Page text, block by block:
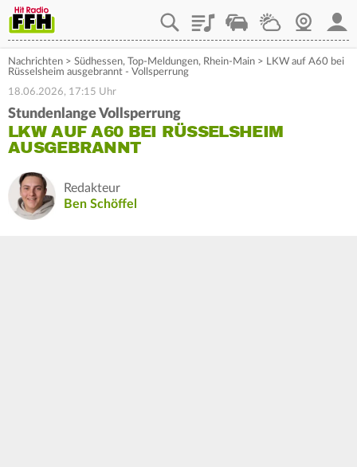
PlaylistStaupilotWetterWebcam
Nachrichten > Südhessen, Top-Meldungen, Rhein-Main > LKW auf A60 bei
Rüsselsheim ausgebrannt - Vollsperrung
18.06.2026, 17:15 Uhr
Stundenlange Vollsperrung
LKW AUF A60 BEI RÜSSELSHEIM
AUSGEBRANNT
Redakteur
Ben Schöffel